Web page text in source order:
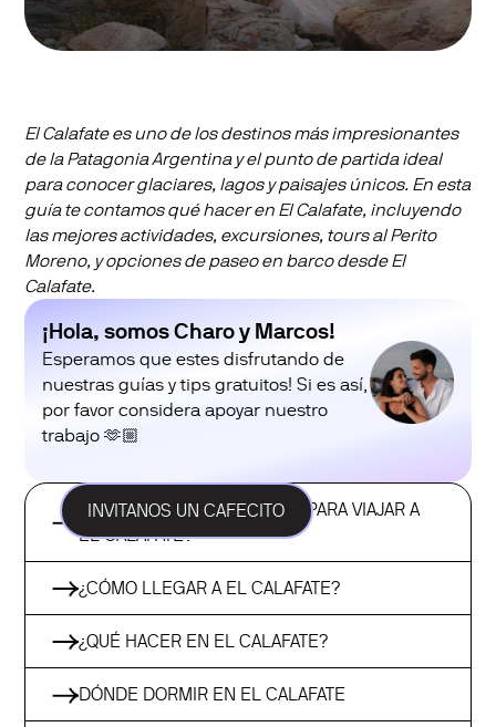
El Calafate es uno de los destinos más impresionantes
de la Patagonia Argentina y el punto de partida ideal
para conocer glaciares, lagos y paisajes únicos. En esta
guía te contamos qué hacer en El Calafate, incluyendo
las mejores actividades, excursiones, tours al Perito
Moreno, y opciones de paseo en barco desde El
Calafate.
¡Hola, somos Charo y Marcos!
Esperamos que estes disfrutando de
nuestras guías y tips gratuitos! Si es así,
por favor considera apoyar nuestro
trabajo 🫶🏼
INVITANOS UN CAFECITO
¿CUÁL ES LA MEJOR ÉPOCA PARA VIAJAR A
EL CALAFATE?
¿CÓMO LLEGAR A EL CALAFATE?
¿QUÉ HACER EN EL CALAFATE?
DÓNDE DORMIR EN EL CALAFATE